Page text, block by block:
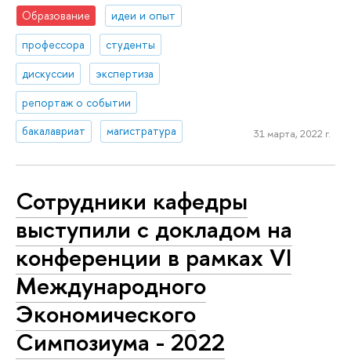
Образование
идеи и опыт
профессора
студенты
дискуссии
экспертиза
репортаж о событии
бакалавриат
магистратура 31 марта, 2022 г.
Сотрудники кафедры
выступили с докладом на
конференции в рамках VI
Международного
Экономического
Симпозиума - 2022